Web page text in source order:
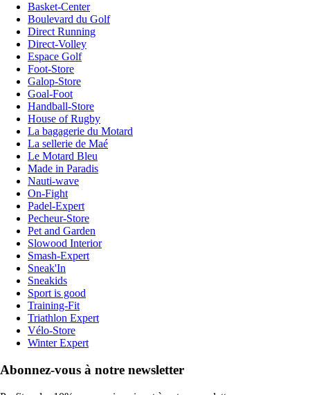
Basket-Center
Boulevard du Golf
Direct Running
Direct-Volley
Espace Golf
Foot-Store
Galop-Store
Goal-Foot
Handball-Store
House of Rugby
La bagagerie du Motard
La sellerie de Maé
Le Motard Bleu
Made in Paradis
Nauti-wave
On-Fight
Padel-Expert
Pecheur-Store
Pet and Garden
Slowood Interior
Smash-Expert
Sneak'In
Sneakids
Sport is good
Training-Fit
Triathlon Expert
Vélo-Store
Winter Expert
Abonnez-vous à notre newsletter